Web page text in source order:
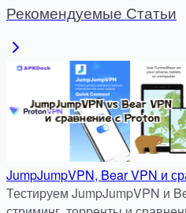
Рекомендуемые Статьи
JumpJumpVPN, Bear VPN и
APK нужен для стриминга,
Тестируем JumpJumpVPN и